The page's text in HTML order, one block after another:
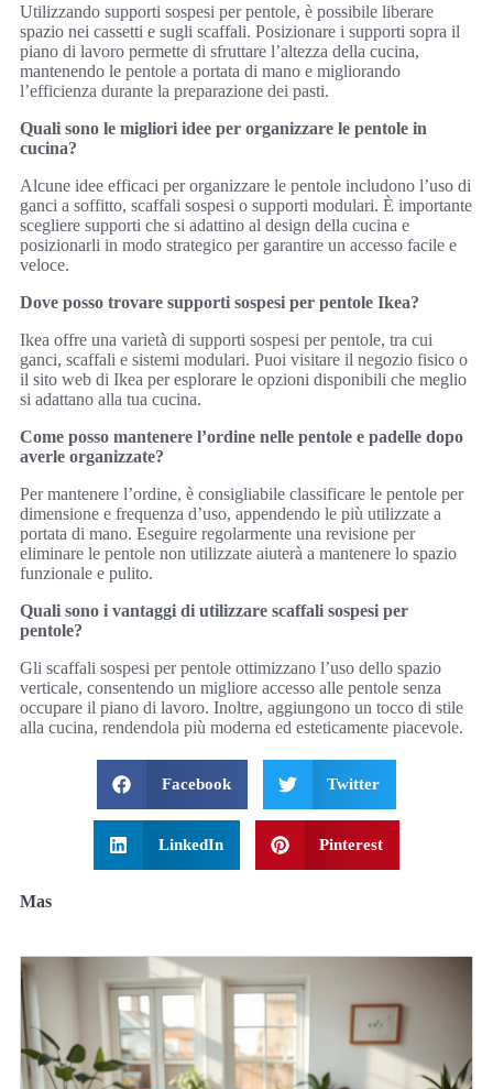
Utilizzando supporti sospesi per pentole, è possibile liberare
spazio nei cassetti e sugli scaffali. Posizionare i supporti sopra il
piano di lavoro permette di sfruttare l’altezza della cucina,
mantenendo le pentole a portata di mano e migliorando
l’efficienza durante la preparazione dei pasti.
Quali sono le migliori idee per organizzare le pentole in
cucina?
Alcune idee efficaci per organizzare le pentole includono l’uso di
ganci a soffitto, scaffali sospesi o supporti modulari. È importante
scegliere supporti che si adattino al design della cucina e
posizionarli in modo strategico per garantire un accesso facile e
veloce.
Dove posso trovare supporti sospesi per pentole Ikea?
Ikea offre una varietà di supporti sospesi per pentole, tra cui
ganci, scaffali e sistemi modulari. Puoi visitare il negozio fisico o
il sito web di Ikea per esplorare le opzioni disponibili che meglio
si adattano alla tua cucina.
Come posso mantenere l’ordine nelle pentole e padelle dopo
averle organizzate?
Per mantenere l’ordine, è consigliabile classificare le pentole per
dimensione e frequenza d’uso, appendendo le più utilizzate a
portata di mano. Eseguire regolarmente una revisione per
eliminare le pentole non utilizzate aiuterà a mantenere lo spazio
funzionale e pulito.
Quali sono i vantaggi di utilizzare scaffali sospesi per
pentole?
Gli scaffali sospesi per pentole ottimizzano l’uso dello spazio
verticale, consentendo un migliore accesso alle pentole senza
occupare il piano di lavoro. Inoltre, aggiungono un tocco di stile
alla cucina, rendendola più moderna ed esteticamente piacevole.
Facebook Twitter
LinkedIn Pinterest
Mas